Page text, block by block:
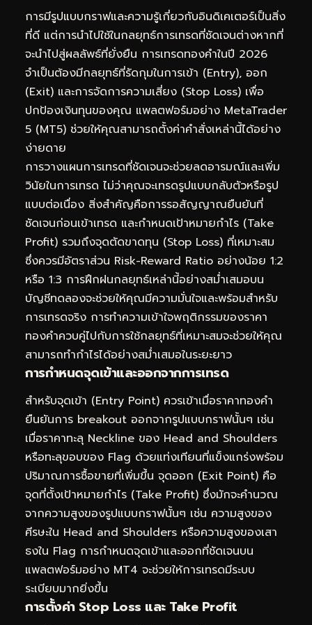
การมีรูปแบบกราฟและความรู้เกี่ยวกับอินดิเคเตอร์เป็นสิ่ง
ที่ดี แต่การนำไปใช้ในกลยุทธ์การเทรดที่ชัดเจนต่างหากที่
จะนำไปสู่ผลลัพธ์ที่ยั่งยืน การเทรดทองคำในปี 2026
จำเป็นต้องมีกลยุทธ์ที่รัดกุมในการเข้า (Entry), ออก
(Exit) และการจัดการความเสี่ยง (Stop Loss) เพื่อ
ปกป้องเงินทุนของคุณ แพลตฟอร์มอย่าง MetaTrader
5 (MT5) ช่วยให้คุณสามารถตั้งค่าคำสั่งเหล่านี้ได้อย่าง
ง่ายดาย
การวางแผนการเทรดที่ชัดเจนจะช่วยลดอารมณ์และเพิ่ม
วินัยในการเทรด ไม่ว่าคุณจะเทรดรูปแบบกลับตัวหรือรูป
แบบต่อเนื่อง สิ่งสำคัญคือการรอสัญญาณยืนยันที่
ชัดเจนก่อนเข้าเทรด และกำหนดเป้าหมายกำไร (Take
Profit) รวมถึงจุดตัดขาดทุน (Stop Loss) ที่เหมาะสม
ซึ่งควรมีอัตราส่วน Risk-Reward Ratio อย่างน้อย 1:2
หรือ 1:3 การฝึกฝนกลยุทธ์เหล่านี้อย่างสม่ำเสมอบน
บัญชีทดลองจะช่วยให้คุณมีความมั่นใจและพร้อมสำหรับ
การเทรดจริง การทำความเข้าใจพฤติกรรมของราคา
ทองคำควบคู่ไปกับการใช้กลยุทธ์ที่เหมาะสมจะช่วยให้คุณ
สามารถทำกำไรได้อย่างสม่ำเสมอในระยะยาว
การกำหนดจุดเข้าและออกจากการเทรด
สำหรับจุดเข้า (Entry Point) ควรเข้าเมื่อราคาทองคำ
ยืนยันการ breakout ออกจากรูปแบบกราฟนั้นๆ เช่น
เมื่อราคาทะลุ Neckline ของ Head and Shoulders
หรือทะลุขอบของ Flag ด้วยแท่งเทียนที่แข็งแกร่งพร้อม
ปริมาณการซื้อขายที่เพิ่มขึ้น จุดออก (Exit Point) คือ
จุดที่ตั้งเป้าหมายกำไร (Take Profit) ซึ่งมักจะคำนวณ
จากความสูงของรูปแบบกราฟนั้นๆ เช่น ความสูงของ
ศีรษะใน Head and Shoulders หรือความสูงของเสา
ธงใน Flag การกำหนดจุดเข้าและออกที่ชัดเจนบน
แพลตฟอร์มอย่าง MT4 จะช่วยให้การเทรดมีระบบ
ระเบียบมากยิ่งขึ้น
การตั้งค่า Stop Loss และ Take Profit